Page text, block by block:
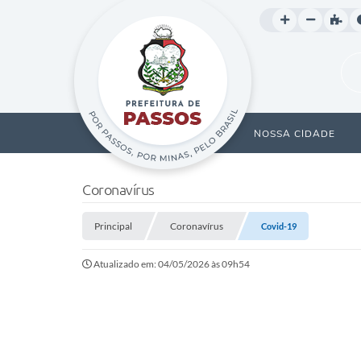
NOSSA CIDADE
Coronavírus
Principal Coronavírus Covid-19
Atualizado em: 04/05/2026 às 09h54